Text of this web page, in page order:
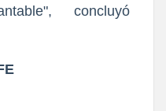
concluyó